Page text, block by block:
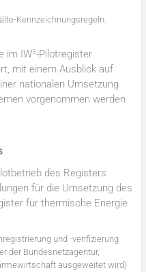
Kennzeichnungsregeln.
im IW3-Pilotregister
mit einem Ausblick auf
nationalen Umsetzung
vorgenommen werden
des Registers
für die Umsetzung des
für thermische Energie
und -verifizierung
der Bundesnetzagentur,
ausgeweitet wird)